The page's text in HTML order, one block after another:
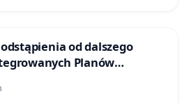
od dalszego
Planów
– Barnasiówka” oraz